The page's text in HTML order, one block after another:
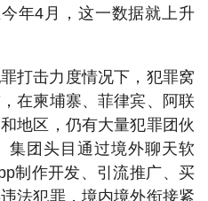
年4月，这一数据就上升
打击力度情况下，犯罪窝
在柬埔寨、菲律宾、阿联
地区，仍有大量犯罪团伙
集团头目通过境外聊天软
制作开发、引流推广、买
法犯罪，境内境外衔接紧